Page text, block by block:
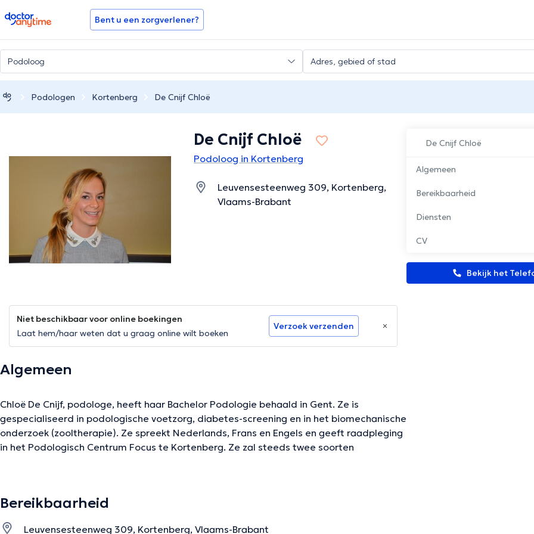
doctoranytime Bent u een zorgverlener?
Podologen Kortenberg De Cnijf Chloë
De Cnijf Chloë
Algemeen
Bereikbaarheid
Diensten
CV
Bekijk het
De Cnijf Chloë
Podoloog in Kortenberg
Leuvensesteenweg 309, Kortenberg,
Vlaams-Brabant
Niet beschikbaar voor online boekingen
Laat hem/haar weten dat u graag online wilt boeken
Verzoek verzenden
Algemeen
Chloë De Cnijf, podologe, heeft haar Bachelor Podologie behaald in Gent. Ze is
gespecialiseerd in podologische voetzorg, diabetes-screening en in het biomechanische
onderzoek (zooltherapie). Ze spreekt Nederlands, Frans en Engels en geeft raadpleging
in het Podologisch Centrum Focus te Kortenberg. Ze zal steeds twee soorten
De beschrijving werd aangepast door het Doctoranytime team, gebaseerd op geverifieerde informatie.
Bereikbaarheid
Leuvensesteenweg 309, Kortenberg, Vlaams-Brabant